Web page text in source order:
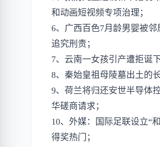
和动画短视频专项治理；
6、广西百色7月龄男婴被
追究刑责；
7、云南一女孩引产遭拒诞
8、秦始皇祖母陵墓出土的
9、荷兰将归还安世半导体
华磋商请求；
10、外媒：国际足联设立“
得奖热门；